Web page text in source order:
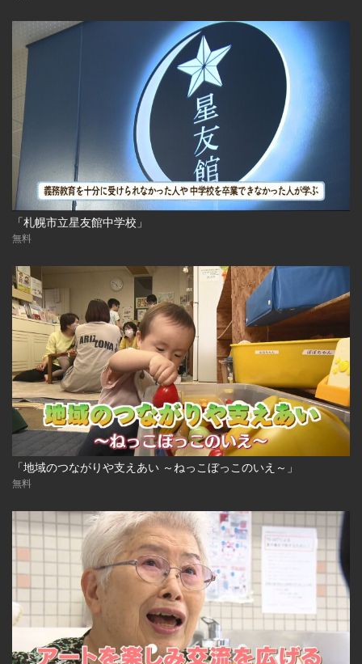
「札幌市立星友館中学校」
無料
「地域のつながりや支えあい ～ねっこぼっこのいえ～」
無料